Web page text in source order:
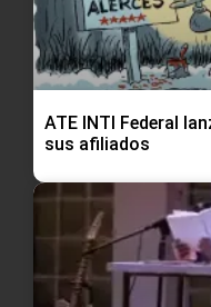
ATE INTI Federal
sus afiliados